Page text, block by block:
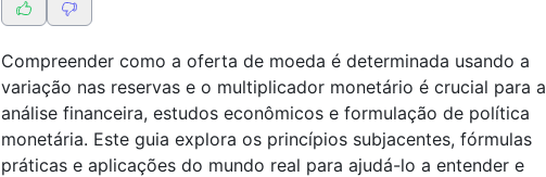
Compreender como a oferta de moeda é determinada usando a
variação nas reservas e o multiplicador monetário é crucial para a
análise financeira, estudos econômicos e formulação de política
monetária. Este guia explora os princípios subjacentes, fórmulas
práticas e aplicações do mundo real para ajudá-lo a entender e